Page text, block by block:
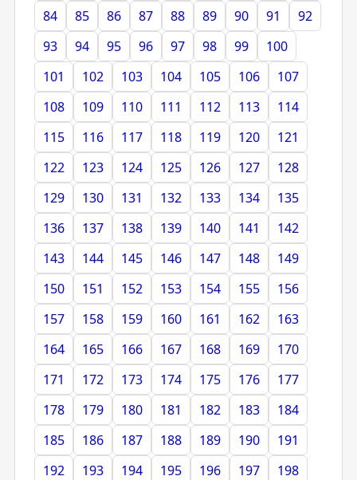
84
85 86 87 88 89 90 91
92
93
94 95 96 97 98 99
100
101
102 103 104 105 106
107
108
109 110 111 112 113
114
115
116 117 118 119 120
121
122
123 124 125 126 127
128
129
130 131 132 133 134
135
136
137 138 139 140 141
142
143
144 145 146 147 148
149
150
151 152 153 154 155
156
157
158 159 160 161 162
163
164
165 166 167 168 169
170
171
172 173 174 175 176
177
178
179 180 181 182 183
184
185
186 187 188 189 190
191
192
193 194 195 196 197
198